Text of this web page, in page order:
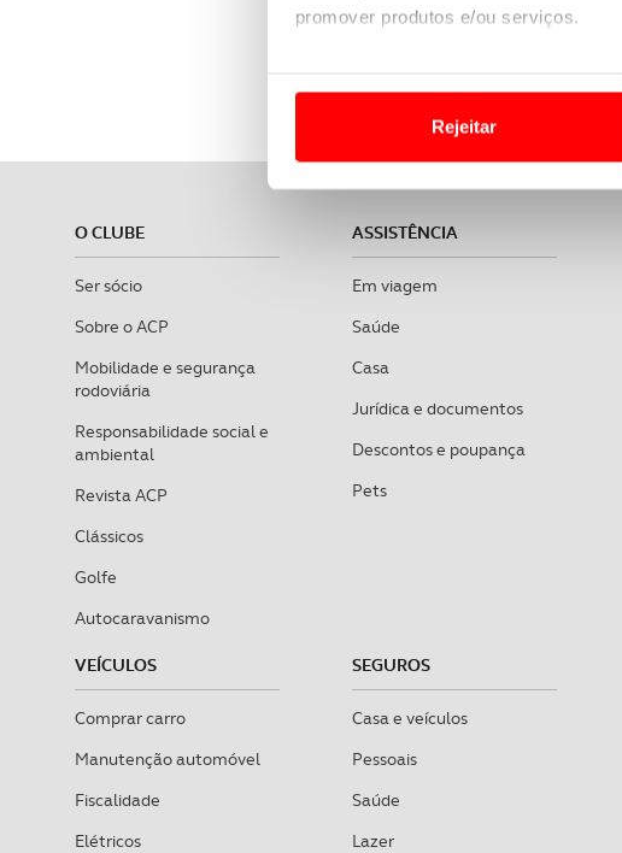
promover produtos e/ou serviços.
Usamos cookies para melhorar a sua
funcionalidades de redes sociais,
Adicionalmente partilhamos
e organizações na UE e em países
O ACP garantirá que as
consentimento e quando tal se
Realçamos que o bloqueio de certo
navegação no Website e nos
Rejeitar
ACP -
O CLUBE
Ser sócio
Sobre o ACP
Mobilidade e segurança
rodoviária
Responsabilidade social e
ambiental
Revista ACP
Clássicos
Golfe
Autocaravanismo
ASSISTÊNCIA
Em viagem
Saúde
Casa
Jurídica e documentos
Descontos e poupança
Pets
VEÍCULOS
Comprar carro
Manutenção automóvel
Fiscalidade
Elétricos
SEGUROS
Casa e veículos
Pessoais
Saúde
Lazer